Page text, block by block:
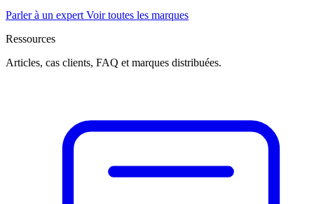
Parler à un expert Voir toutes les marques
Ressources
Articles, cas clients, FAQ et marques distribuées.